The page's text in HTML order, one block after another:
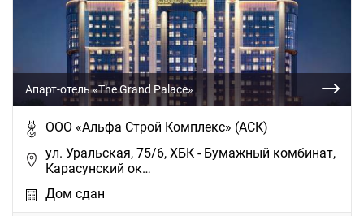
Апарт-отель «The Grand Palace»
ООО «Альфа Строй Комплекс» (АСК)
ул. Уральская, 75/6, ХБК - Бумажный комбинат,
Карасунский ок…
Дом сдан